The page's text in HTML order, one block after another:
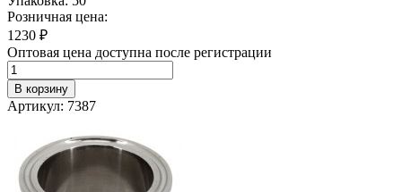
Розничная цена:
1230 ₽
Оптовая цена доступна после регистрации
В корзину
Артикул: 7387